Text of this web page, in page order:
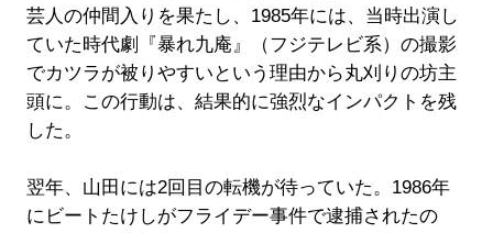
芸人の仲間入りを果たし、1985年には、当時出演し
ていた時代劇『暴れ九庵』（フジテレビ系）の撮影
でカツラが被りやすいという理由から丸刈りの坊主
頭に。この行動は、結果的に強烈なインパクトを残
した。
翌年、山田には2回目の転機が待っていた。1986年
にビートたけしがフライデー事件で逮捕されたの